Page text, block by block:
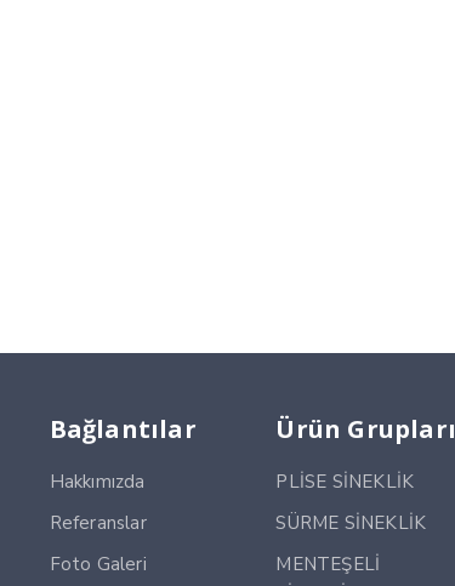
Bağlantılar
Hakkımızda
Referanslar
Foto Galeri
Ürün Grupları
PLİSE SİNEKLİK
SÜRME SİNEKLİK
MENTEŞELİ